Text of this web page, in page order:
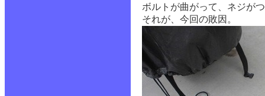
ボルトが曲がって、ネジが
それが、今回の敗因。